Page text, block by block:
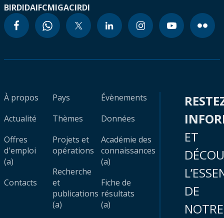
BIRDIDAIFCMIGACIRDI
À propos
Actualité
Offres
d'emploi
(a)
Contacts
Pays
Thèmes
Projets et
opérations
Recherche
et
publications
(a)
Évènements
Données
Académie des
connaissances
(a)
Fiche de
résultats
(a)
ET
DE
NOTRE